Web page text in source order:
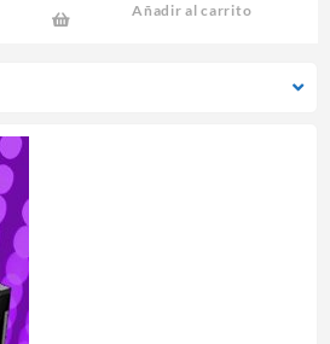
Añadir al carrito